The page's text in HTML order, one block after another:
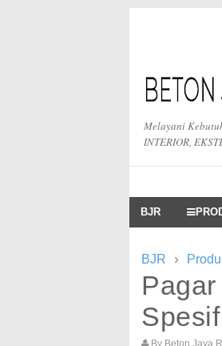
Melayani
INTERIOR,
BJR
BJR ›
By Beton Jaya